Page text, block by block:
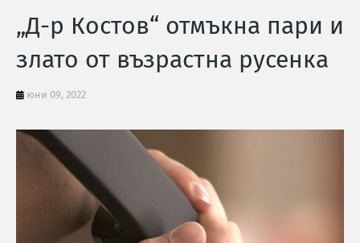
„Д-р Костов“ отмъкна пари и
злато от възрастна русенка
юни 09, 2022